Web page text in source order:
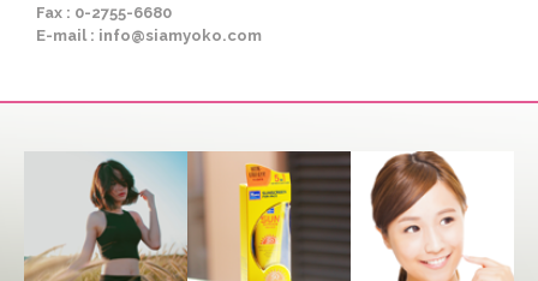
Fax : 0-2755-6680
E-mail : info@siamyoko.com